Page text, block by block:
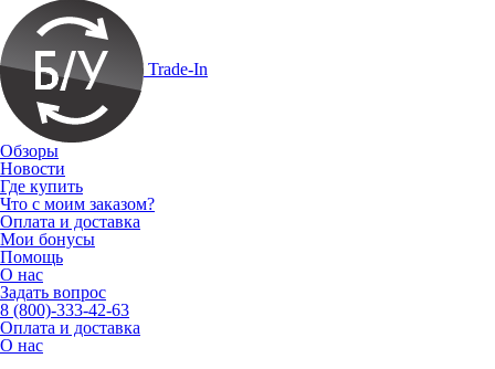
Trade-In
Обзоры
Новости
Где купить
Что с моим заказом?
Оплата и доставка
Мои бонусы
Помощь
О нас
Задать вопрос
8 (800)-333-42-63
Оплата и доставка
О нас